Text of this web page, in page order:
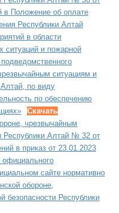
в Положение об оплате
Республики Алтай
в области
ситуаций и пожарной
ситуациям и
по виду
по обеспечению
Скачать
чрезвычайным
Республики Алтай № 32 от
в приказ от 23.01.2023
сайте нормативно
обороне,
безопасности Республики